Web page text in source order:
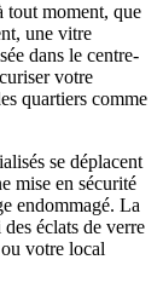
tout moment, que
une vitre
dans le centre-
votre
quartiers comme
se déplacent
mise en sécurité
endommagé. La
éclats de verre
votre local